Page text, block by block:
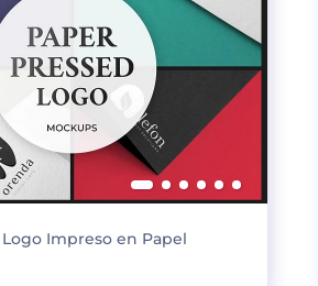
Impreso en Papel